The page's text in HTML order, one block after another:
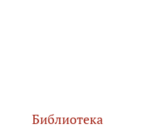
Библиотека